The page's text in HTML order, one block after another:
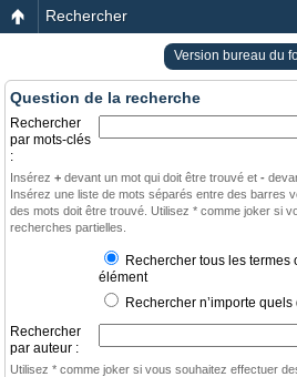
Rechercher
Version bureau du
Question de la recherche
Rechercher
par mots-clés
:
Insérez + devant un mot qui doit être trouvé et -
Insérez une liste de mots séparés entre des barres
des mots doit être trouvé. Utilisez * comme joker si
recherches partielles.
Rechercher tous les
élément
Rechercher n’importe
Rechercher
par auteur :
Utilisez * comme joker si vous souhaitez effectuer